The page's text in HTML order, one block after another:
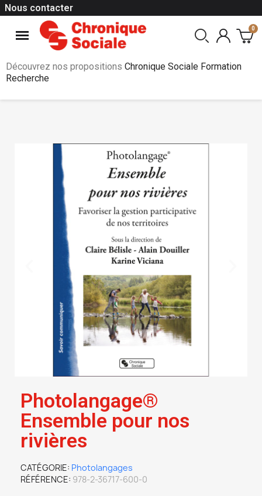
Nous contacter
Découvrez nos propositions Chronique Sociale Formation
Recherche
Photolangage®
Ensemble pour nos
rivières
CATÉGORIE Photolangages
RÉFÉRENCE 978-2-36717-600-0